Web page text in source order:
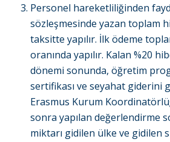
Personel hareketliliğinden
sözleşmesinde yazan toplam
taksitte yapılır. İlk ödeme
oranında yapılır. Kalan %20
dönemi sonunda, öğretim
sertifikası ve seyahat giderini
Erasmus Kurum
sonra yapılan değerlendirme
miktarı gidilen ülke ve gidilen